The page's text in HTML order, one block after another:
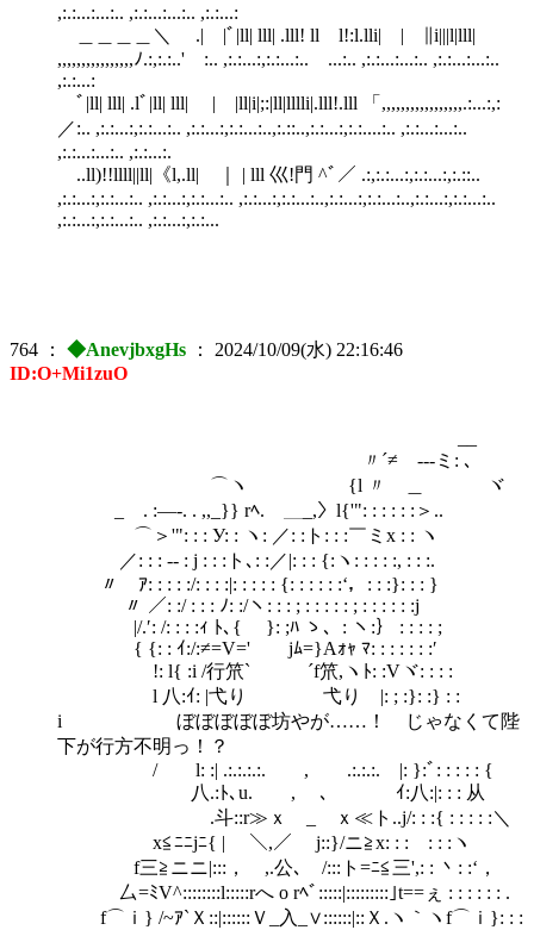
,:.:...:...:.. ,:.:...:...:.. ,:.:...:
＿＿＿＿＼ .| |ﾞ|ll| lll| .lll! ll l!:l.lli| | ∥i|||l|lll|
,,,,,,,,,,,,,,,,ﾉ.:,:.:..' :.. ,:.:...:,:.:...:.. ...:.. ,:.:...:...:.. ,:.:...:...:..
,:.:...:
ﾞ|ll| lll| .lﾞ|ll| lll| | |ll|i|;:|ll|lllli|.lll!.lll 「,,,,,,,,,,,,,,,,,.:...:,:
／:.. ,:.:...:,:.:...:.. ,:.:...:,:.:...:..,:.::..,:.:...:,:.:....:.. ,:.:...:...:..
,:.:...:...:.. ,:.:...:.
..ll)!!llll||ll|《l,.ll| ｜ | lll 巛!門 ^ﾞ／ .:,:.:...:,:.:...:,:.::..
,:.:...:,:.:...:.. ,:.:...:,:.:...:.. ,:.:...:,:.:...:..,:.:...:,:.:...:..,:.:...:,:.:...:..
,:.:...:,:.:...:.. ,:.:...:,:.:...
764 ： ◆AnevjbxgHs ： 2024/10/09(水) 22:16:46
ID:O+Mi1zuO
〃´≠ -‐-ミ: ､
⌒ヽ {l 〃 ＿ ヾ
_ . :―-. . ,,_}} rﾍ. ＿_,〉l{'": : : : : :＞..
⌒＞'": : : У: : ヽ: ／: :ト: : :￣ミx : : ヽ
／: : : -‐ : j : : :ト､: :／|: : : {:ヽ: : : : :, : : :.
〃 ｱ: : : : :/: : : :|: : : : : {: : : : : :‘，: : :}: : : }
〃 ／: :/ : : : ﾉ: :/ヽ: : : ; : : : : : ; : : : : : :j
|/.′: /: : : :ｨ ﾄ､{ }: ;ﾊ ゝ、: ヽ:｝ : : : : ;
{ {: : ｲ:/:≠=V=' jﾑ=}Aｫｬ ﾏ: : : : : : :′
!: l{ :i /行笊` ´f笊,ヽﾄ: :Vヾ: : : :
l 八:ｲ: |弋り 弋り |: ; :}: :} : :
i ぼぼぼぼぼ坊やが……！ じゃなくて陛
下が行方不明っ！？
/ l: :| .:.:.:.:. , .:.:.:. |: }:ﾞ: : : : : {
八.:ﾄ､u. , 、 ｲ:八:|: : : 从
.斗::r≫ｘ _ ｘ≪ト..j/: : :{ : : : : :＼
x≦ﾆﾆjﾆ{ | ＼,／ j::}/ニ≧x: : :ゝ: : :ヽ
f三≧ニニ|:::， ,.公､ /:::ト=ﾆ≦三',: : 丶: :‘，
厶=ﾐV^::::::::l:::::rへ o rﾍﾞ:::::|:::::::::｣t==ぇ : : : : : : .
f⌒ｉ} /~ｱ`Ｘ::|::::::Ｖ_入_∨::::::|::Ｘ.ヽ｀ヽf⌒ｉ}: : :